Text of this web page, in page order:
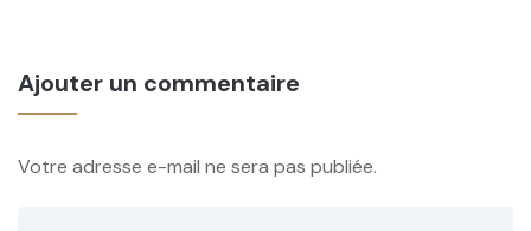
Ajouter un commentaire
Votre adresse e-mail ne sera pas publiée.